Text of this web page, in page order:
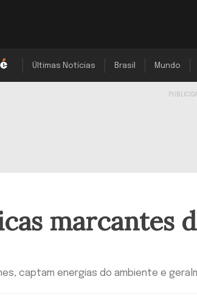
Últimas Notícias Brasil Mundo
marcantes
captam energias do ambiente e